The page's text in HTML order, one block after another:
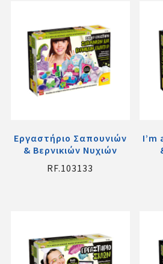
Εργαστήριο Σαπουνιών
& Βερνικιών Νυχιών
RF.103133
I’m